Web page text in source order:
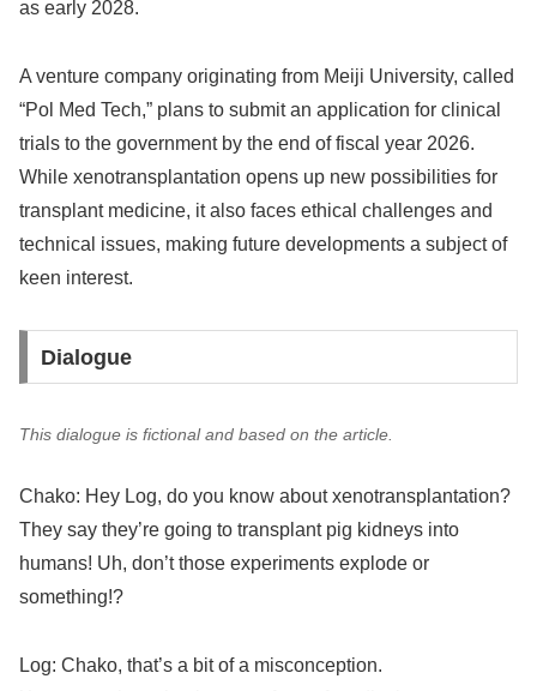
as early 2028.
A venture company originating from Meiji University, called
“Pol Med Tech,” plans to submit an application for clinical
trials to the government by the end of fiscal year 2026.
While xenotransplantation opens up new possibilities for
transplant medicine, it also faces ethical challenges and
technical issues, making future developments a subject of
keen interest.
Dialogue
This dialogue is fictional and based on the article.
Chako: Hey Log, do you know about xenotransplantation?
They say they’re going to transplant pig kidneys into
humans! Uh, don’t those experiments explode or
something!?
Log: Chako, that’s a bit of a misconception.